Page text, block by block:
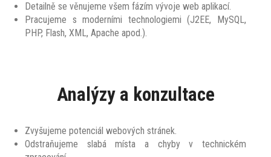
Detailně se věnujeme všem fázím vývoje web aplikací.
Pracujeme s moderními technologiemi (J2EE, MySQL,
PHP, Flash, XML, Apache apod.).
Analýzy a konzultace
Zvyšujeme potenciál webových stránek.
Odstraňujeme slabá místa a chyby v technickém